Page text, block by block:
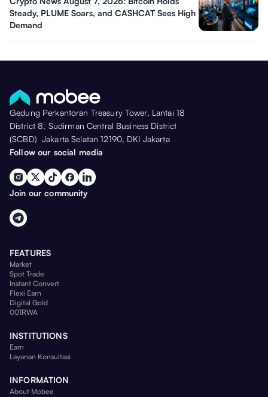
Steady, PLUME Soars, and CASHCAT Sees High
Demand
Gedung Perkantoran Treasury Tower, Lantai 18
District 8, Sudirman Central Business District
(SCBD) Jakarta Selatan 12190, DKI Jakarta
Follow our social media
Join our community
FEATURES
Market
Spot Trade
Instant Convert
Flexi Earn
Digital Gold
001RWA
INSTITUTIONS
Earn
Layanan Konsultasi
INFORMATION
About Mobee